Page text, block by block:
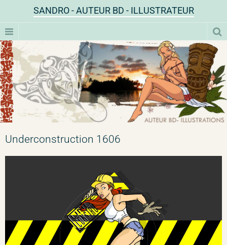
SANDRO - AUTEUR BD - ILLUSTRATEUR
Underconstruction 1606